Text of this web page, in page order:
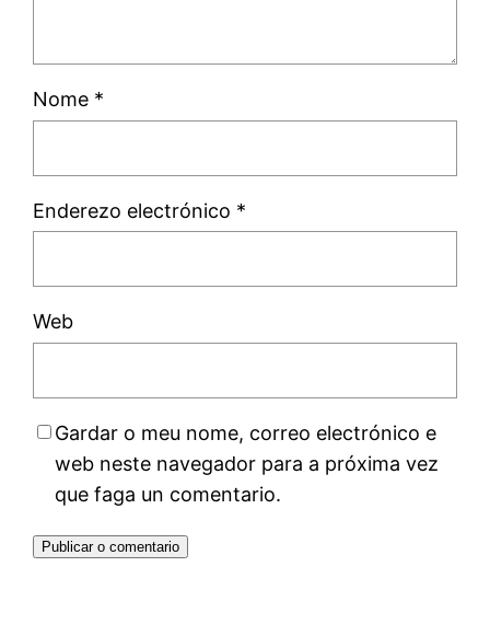
Nome *
Enderezo electrónico *
Web
Gardar o meu nome, correo electrónico e
web neste navegador para a próxima vez
que faga un comentario.